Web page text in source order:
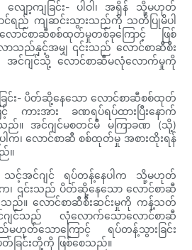
လျော့ကျခြင်း- ပါဝါ၊ အရှိန် သို့မဟုတ်
ာင်ရည် ကျဆင်းသွားသည်ကို သတိပြုမိပါ
င်စာဆီစစ်ထုတ်မှုတစ်ခုကြောင့် ဖြစ်
သည်နှင့်အမျှ ၎င်းသည် လောင်စာဆီစီး
အင်ဂျင်သို့ လောင်စာဆီမလုံလောက်မှုကို
ြင်း- ပိတ်ဆို့နေသော လောင်စာဆီစစ်ထုတ်
ားအား ခဏရပ်ရပ်ထားပြီးနောက်
ည်။ အင်ဂျင်မစတင်မီ မကြာခဏ (သို့)
က၊ လောင်စာဆီ စစ်ထုတ်မှု အစားထိုးရန်
။
- သင့်အင်ဂျင် ရပ်တန့်နေပါက သို့မဟုတ်
ါက၊ ၎င်းသည် ပိတ်ဆို့နေသော လောင်စာဆီ
ည်။ လောင်စာဆီစီးဆင်းမှုကို ကန့်သတ်
ျင်သည် လုံလောက်သောလောင်စာဆီ
တ်သောကြောင့် ရပ်တန့်သွားခြင်း
ြင်းတို့ကို ဖြစ်စေသည်။